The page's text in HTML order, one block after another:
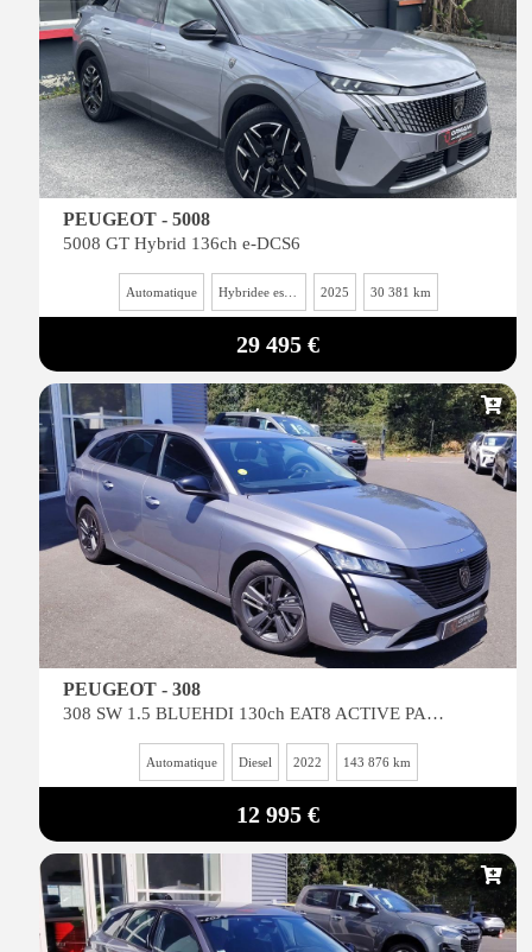
PEUGEOT - 5008
5008 GT Hybrid 136ch e-DCS6
Automatique Hybridee essence 2025 30 381 km
29 495 €
PEUGEOT - 308
308 SW 1.5 BLUEHDI 130ch EAT8 ACTIVE PACK
Automatique Diesel 2022 143 876 km
12 995 €